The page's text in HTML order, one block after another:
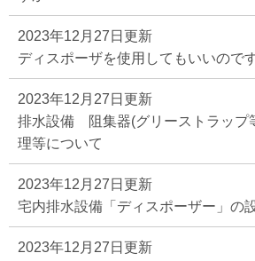
2023年12月27日更新
ディスポーザを使用してもいいので
2023年12月27日更新
排水設備 阻集器(グリーストラップ
理等について
2023年12月27日更新
宅内排水設備「ディスポーザー」の
2023年12月27日更新